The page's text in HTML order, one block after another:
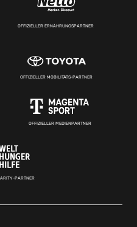
OFFIZIELLER ERNÄHRUNGSPARTNER
OFFIZIELLER MOBILITÄTS-PARTNER
OFFIZIELLER MEDIENPARTNER
PARTNER